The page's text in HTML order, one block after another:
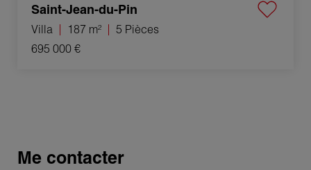
Saint-Jean-du-Pin
Villa 187 m²
5 Pièces
695 000 €
Me contacter